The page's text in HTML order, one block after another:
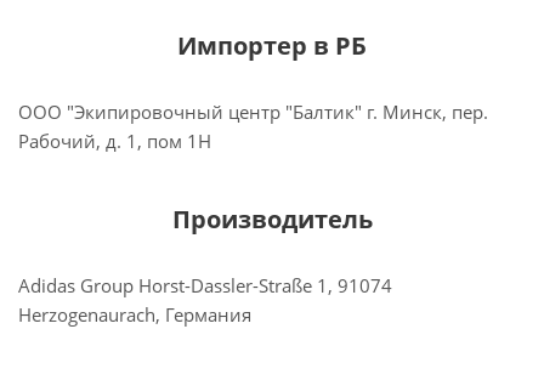
Импортер в РБ
ООО "Экипировочный центр "Балтик" г. Минск, пер.
Рабочий, д. 1, пом 1Н
Производитель
Adidas Group Horst-Dassler-Straße 1, 91074
Herzogenaurach, Германия